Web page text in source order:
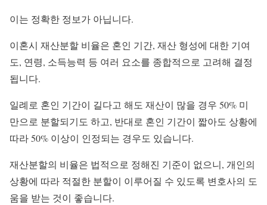
이는 정확한 정보가 아닙니다.
이혼시 재산분할 비율은 혼인 기간, 재산 형성에 대한 기여
도, 연령, 소득능력 등 여러 요소를 종합적으로 고려해 결정
됩니다.
일례로 혼인 기간이 길다고 해도 재산이 많을 경우 50% 미
만으로 분할되기도 하고, 반대로 혼인 기간이 짧아도 상황에
따라 50% 이상이 인정되는 경우도 있습니다.
재산분할의 비율은 법적으로 정해진 기준이 없으니, 개인의
상황에 따라 적절한 분할이 이루어질 수 있도록 변호사의 도
움을 받는 것이 좋습니다.